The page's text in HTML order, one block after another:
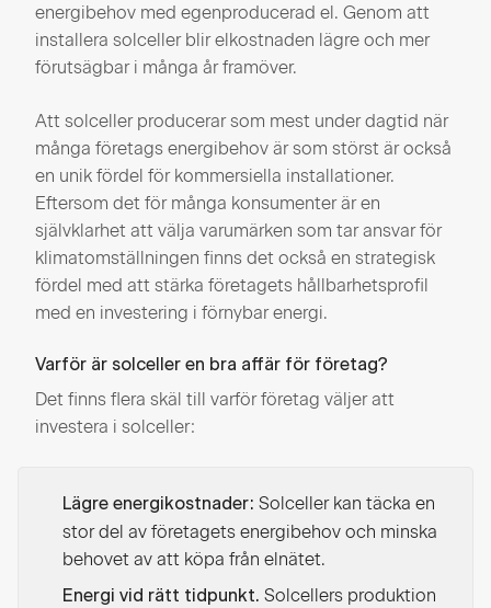
energibehov med egenproducerad el. Genom att
installera solceller blir elkostnaden lägre och mer
förutsägbar i många år framöver.
Att solceller producerar som mest under dagtid när
många företags energibehov är som störst är också
en unik fördel för kommersiella installationer.
Eftersom det för många konsumenter är en
självklarhet att välja varumärken som tar ansvar för
klimatomställningen finns det också en strategisk
fördel med att stärka företagets hållbarhetsprofil
med en investering i förnybar energi.
Varför är solceller en bra affär för företag?
Det finns flera skäl till varför företag väljer att
investera i solceller:
Lägre energikostnader: Solceller kan täcka en
stor del av företagets energibehov och minska
behovet av att köpa från elnätet.
Energi vid rätt tidpunkt. Solcellers produktion